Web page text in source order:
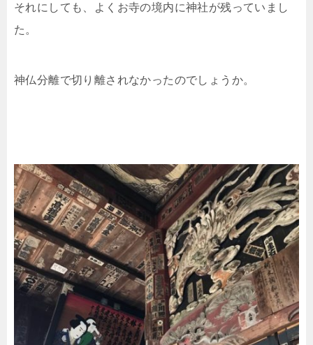
それにしても、よくお寺の境内に神社が残っていまし
た。
神仏分離で切り離されなかったのでしょうか。